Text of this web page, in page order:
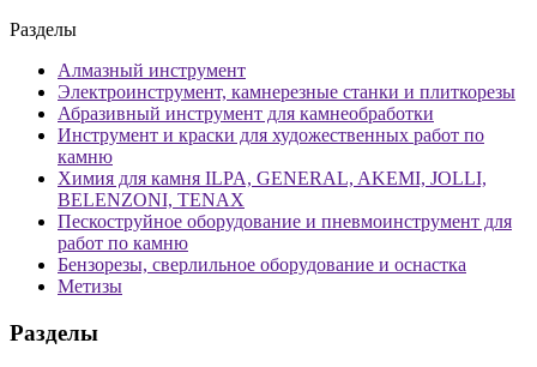
Разделы
Алмазный инструмент
Электроинструмент, камнерезные станки и плиткорезы
Абразивный инструмент для камнеобработки
Инструмент и краски для художественных работ по
камню
Химия для камня ILPA, GENERAL, AKEMI, JOLLI,
BELENZONI, TENAX
Пескоструйное оборудование и пневмоинструмент для
работ по камню
Бензорезы, сверлильное оборудование и оснастка
Метизы
Разделы